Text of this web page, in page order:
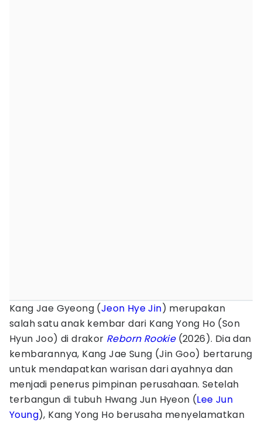
Kang Jae Gyeong (Jeon Hye Jin) merupakan
salah satu anak kembar dari Kang Yong Ho (Son
Hyun Joo) di drakor Reborn Rookie(2026). Dia dan
kembarannya, Kang Jae Sung (Jin Goo) bertarung
untuk mendapatkan warisan dari ayahnya dan
menjadi penerus pimpinan perusahaan. Setelah
terbangun di tubuh Hwang Jun Hyeon (Lee Jun
Young), Kang Yong Ho berusaha menyelamatkan